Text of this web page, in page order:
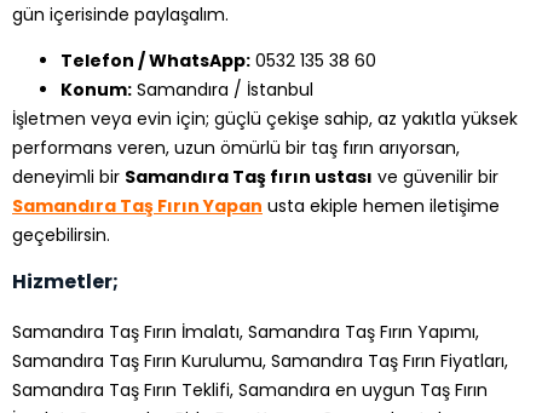
gün içerisinde paylaşalım.
Telefon / WhatsApp: 0532 135 38 60
Konum: Samandıra / İstanbul
İşletmen veya evin için; güçlü çekişe sahip, az yakıtla yüksek
performans veren, uzun ömürlü bir taş fırın arıyorsan,
deneyimli bir Samandıra Taş fırın ustası ve güvenilir bir
Samandıra Taş Fırın Yapan usta ekiple hemen iletişime
geçebilirsin.
Hizmetler;
Samandıra Taş Fırın İmalatı, Samandıra Taş Fırın Yapımı,
Samandıra Taş Fırın Kurulumu, Samandıra Taş Fırın Fiyatları,
Samandıra Taş Fırın Teklifi, Samandıra en uygun Taş Fırın